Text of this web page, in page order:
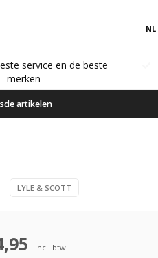
NL
service en de beste
merken
artikelen
LYLE & SCOTT
Incl. btw